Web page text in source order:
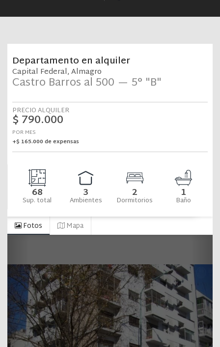
NOSOTROS
SERVICIOS
QUIERO VENDER
EMPRENDIMIENTOS